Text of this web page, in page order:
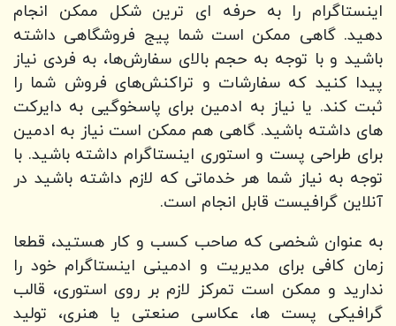
اینستاگرام را به حرفه ای ترین شکل ممکن انجام
دهید. گاهی ممکن است شما پیج فروشگاهی داشته
باشید و با توجه به حجم بالای سفارش‌ها، به فردی نیاز
پیدا کنید که سفارشات و تراکنش‌های فروش شما را
ثبت کند. یا نیاز به ادمین برای پاسخوگیی به دایرکت
های داشته باشید. گاهی هم ممکن است نیاز به ادمین
برای طراحی پست و استوری اینستاگرام داشته باشید. با
توجه به نیاز شما هر خدماتی که لازم داشته باشید در
آنلاین گرافیست قابل انجام است.
به عنوان شخصی که صاحب کسب و کار هستید، قطعا
زمان کافی برای مدیریت و ادمینی اینستاگرام خود را
ندارید و ممکن است تمرکز لازم بر روی استوری، قالب
گرافیکی پست ها، عکاسی صنعتی یا هنری، تولید